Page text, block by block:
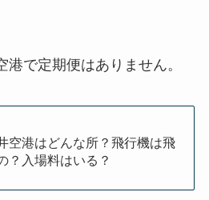
で定期便はありません。
空港はどんな所？飛行機は飛
？入場料はいる？